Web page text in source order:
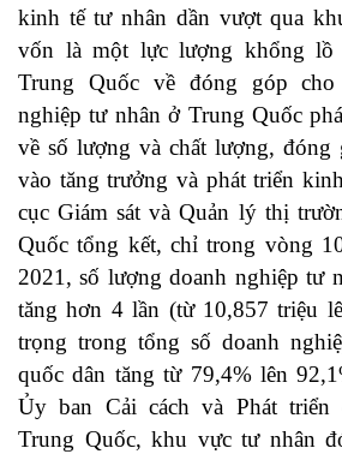
kinh tế tư nhân dần vượt qua
vốn là một lực lượng khổng lồ
Trung Quốc về đóng góp
nghiệp tư nhân ở Trung Quốc
về số lượng và chất lượng, đóng
vào tăng trưởng và phát triển
cục Giám sát và Quản lý thị
Quốc tổng kết, chỉ trong vòng
2021, số lượng doanh nghiệp tư
tăng hơn 4 lần (từ 10,857 triệu
trọng trong tổng số doanh
quốc dân tăng từ 79,4% lên
Ủy ban Cải cách và Phát triển
Trung Quốc, khu vực tư nhân